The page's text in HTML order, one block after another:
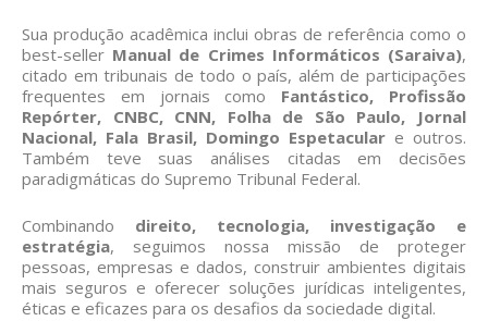
Sua produção acadêmica inclui obras de referência como o
best-seller Manual de Crimes Informáticos (Saraiva),
citado em tribunais de todo o país, além de participações
frequentes em jornais como Fantástico, Profissão
Repórter, CNBC, CNN, Folha de São Paulo, Jornal
Nacional, Fala Brasil, Domingo Espetacular e outros.
Também teve suas análises citadas em decisões
paradigmáticas do Supremo Tribunal Federal.
Combinando direito, tecnologia, investigação e
estratégia, seguimos nossa missão de proteger
pessoas, empresas e dados, construir ambientes digitais
mais seguros e oferecer soluções jurídicas inteligentes,
éticas e eficazes para os desafios da sociedade digital.